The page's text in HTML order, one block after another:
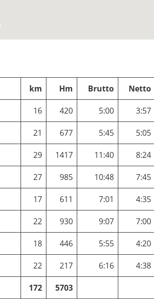
km Hm Brutto Netto
16 420 5:00 3:57
21 677 5:45 5:05
29 1417 11:40 8:24
27 985 10:48 7:45
17 611 7:01 4:35
22 930 9:07 7:00
18 446 5:55 4:20
22 217 6:16 4:38
172 5703